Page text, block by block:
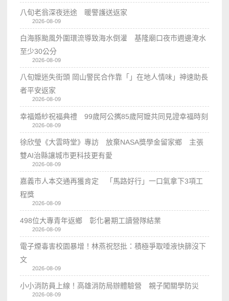
八旬老翁深夜迷途 暖警護送返家
2026-08-09
白海豚颱風外圍環流導致海水倒灌 基隆廟口夜市週邊淹水
至少30公分
2026-08-09
八旬嬤迷失街頭 岡山警民合作靠「」在地人情味」神速助長
者平安返家
2026-08-09
幸福婚紗祝福典禮 99歲阿公𢹂85歲阿嬤共同見證幸福時刻
2026-08-09
徐欣瑩《大雲時堂》專訪 放棄NASA獎學金留家鄉 主張
雙AI治縣讓城市更科技更有愛
2026-08-09
嘉義市人本交通再獲肯定 「馬路好行」一口氣拿下3項工
程獎
2026-08-09
498位大專青年返鄉 彰化暑期工讀營隊結業
2026-08-09
電子煙毒害校園暴增！林燕祝怒批：積極爭取唾液快篩沒下
文
2026-08-09
小小消防員上線！高雄消防局辦體驗營 親子闖關學防災
2026-08-09